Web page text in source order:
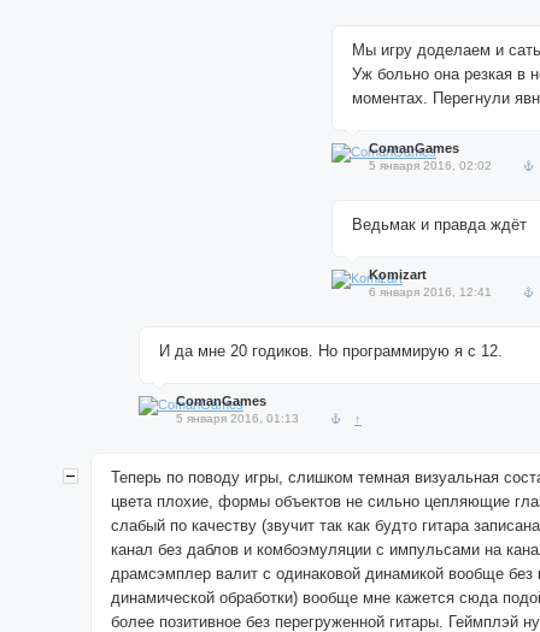
Мы игру доделаем и
Уж больно она резкая в
моментах. Перегнули
ComanGames
5 января 2016, 02:02
Ведьмак и правда ждёт
Komizart
6 января 2016, 12:41
И да мне 20 годиков. Но программирую я с 12.
ComanGames
5 января 2016, 01:13 ↑
Теперь по поводу игры, слишком темная визуальная
цвета плохие, формы объектов не сильно цепляющие
слабый по качеству (звучит так как будто гитара
канал без даблов и комбоэмуляции с импульсами на
драмсэмплер валит с одинаковой динамикой вообще без
динамической обработки) вообще мне кажется сюда
более позитивное без перегруженной гитары. Геймплэй